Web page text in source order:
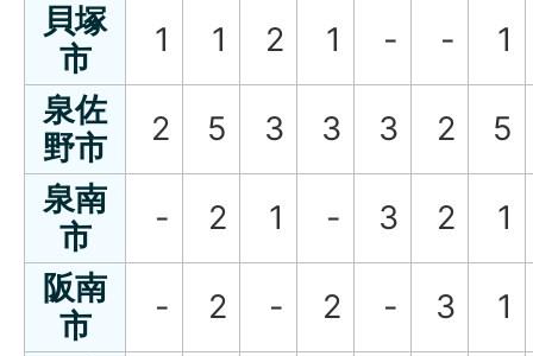
貝塚
市
1 1 2 1 - -
1
泉佐
野市
2 5 3 3 3 2
5
泉南
市
- 2 1 - 3 2
1
阪南
市
- 2 - 2 - 3
1